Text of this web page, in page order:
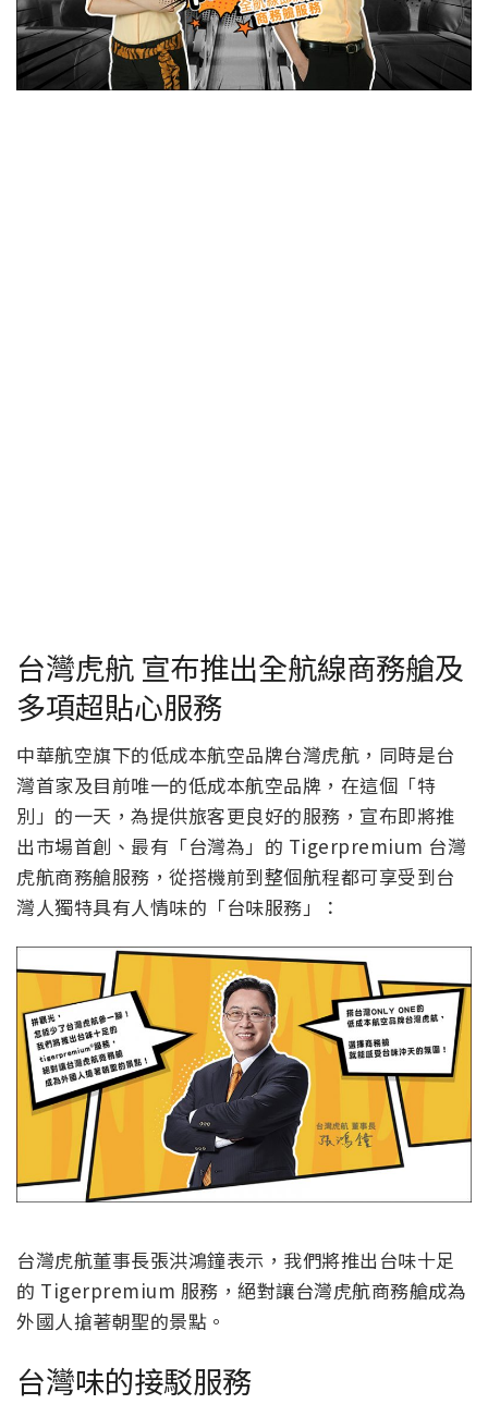
台灣虎航 宣布推出全航線商務艙及
多項超貼心服務
中華航空旗下的低成本航空品牌台灣虎航，同時是台
灣首家及目前唯一的低成本航空品牌，在這個「特
別」的一天，為提供旅客更良好的服務，宣布即將推
出市場首創、最有「台灣為」的 Tigerpremium 台灣
虎航商務艙服務，從搭機前到整個航程都可享受到台
灣人獨特具有人情味的「台味服務」：
台灣虎航董事長張洪鴻鐘表示，我們將推出台味十足
的 Tigerpremium 服務，絕對讓台灣虎航商務艙成為
外國人搶著朝聖的景點。
台灣味的接駁服務